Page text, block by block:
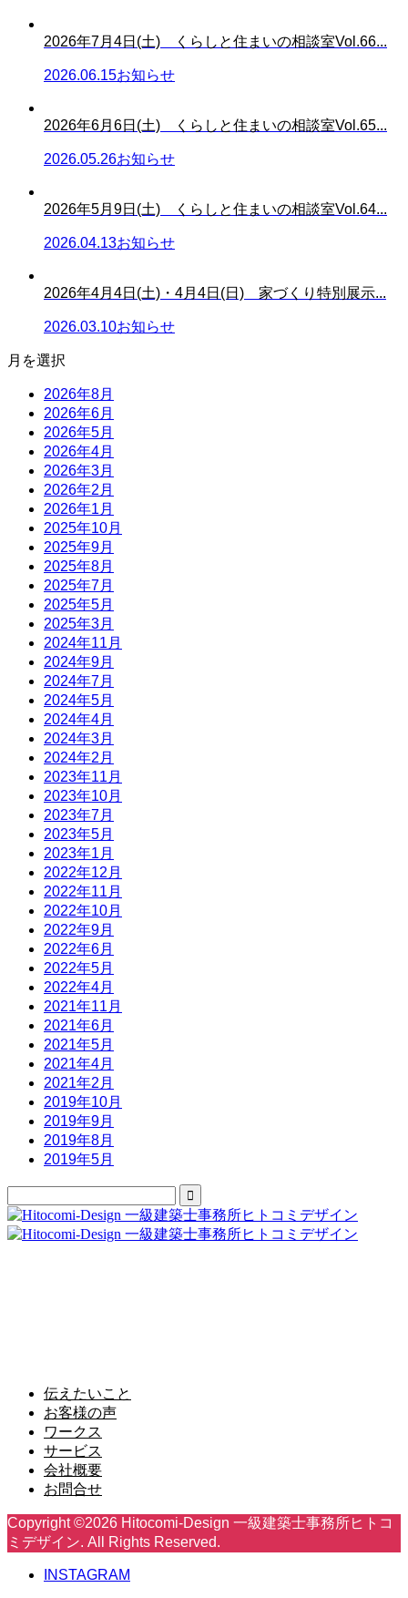
2026年7月4日(土) くらしと住まいの相談室Vol.66...
2026.06.15お知らせ
2026年6月6日(土) くらしと住まいの相談室Vol.65...
2026.05.26お知らせ
2026年5月9日(土) くらしと住まいの相談室Vol.64...
2026.04.13お知らせ
2026年4月4日(土)・4月4日(日) 家づくり特別展示...
2026.03.10お知らせ
月を選択
2026年8月
2026年6月
2026年5月
2026年4月
2026年3月
2026年2月
2026年1月
2025年10月
2025年9月
2025年8月
2025年7月
2025年5月
2025年3月
2024年11月
2024年9月
2024年7月
2024年5月
2024年4月
2024年3月
2024年2月
2023年11月
2023年10月
2023年7月
2023年5月
2023年1月
2022年12月
2022年11月
2022年10月
2022年9月
2022年6月
2022年5月
2022年4月
2021年11月
2021年6月
2021年5月
2021年4月
2021年2月
2019年10月
2019年9月
2019年8月
2019年5月
伝えたいこと
お客様の声
ワークス
サービス
会社概要
お問合せ
Copyright ©2026 Hitocomi-Design 一級建築士事務所ヒトコ
ミデザイン. All Rights Reserved.
INSTAGRAM